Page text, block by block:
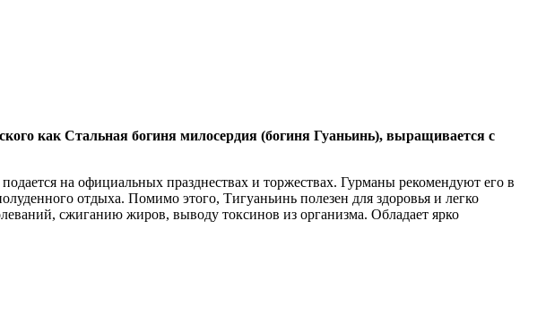
как Стальная богиня милосердия (богиня Гуаньинь), выращивается с
на официальных празднествах и торжествах. Гурманы рекомендуют его в
отдыха. Помимо этого, Тигуаньинь полезен для здоровья и легко
сжиганию жиров, выводу токсинов из организма. Обладает ярко